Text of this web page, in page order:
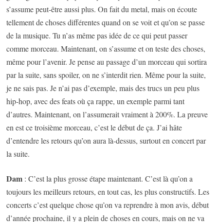
s’assume peut-être aussi plus. On fait du metal, mais on écoute
tellement de choses différentes quand on se voit et qu’on se passe
de la musique. Tu n’as même pas idée de ce qui peut passer
comme morceau. Maintenant, on s’assume et on teste des choses,
même pour l’avenir. Je pense au passage d’un morceau qui sortira
par la suite, sans spoiler, on ne s’interdit rien. Même pour la suite,
je ne sais pas. Je n’ai pas d’exemple, mais des trucs un peu plus
hip-hop, avec des feats où ça rappe, un exemple parmi tant
d’autres. Maintenant, on l’assumerait vraiment à 200%. La preuve
en est ce troisième morceau, c’est le début de ça. J’ai hâte
d’entendre les retours qu’on aura là-dessus, surtout en concert par
la suite.
Dam : C’est la plus grosse étape maintenant. C’est là qu’on a
toujours les meilleurs retours, en tout cas, les plus constructifs. Les
concerts c’est quelque chose qu’on va reprendre à mon avis, début
d’année prochaine, il y a plein de choses en cours, mais on ne va